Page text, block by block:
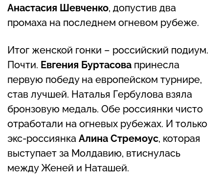
Анастасия Шевченко, допустив два
промаха на последнем огневом рубеже.
Итог женской гонки – российский подиум.
Почти. Евгения Буртасова принесла
первую победу на европейском турнире,
став лучшей. Наталья Гербулова взяла
бронзовую медаль. Обе россиянки чисто
отработали на огневых рубежах. И только
экс-россиянка Алина Стремоус, которая
выступает за Молдавию, втиснулась
между Женей и Наташей.